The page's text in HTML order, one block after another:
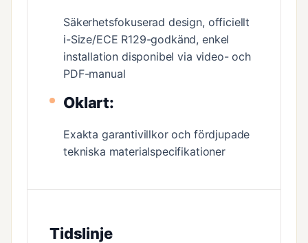
Säkerhetsfokuserad design, officiellt
i-Size/ECE R129-godkänd, enkel
installation disponibel via video- och
PDF-manual
Oklart:
Exakta garantivillkor och fördjupade
tekniska materialspecifikationer
Tidslinje